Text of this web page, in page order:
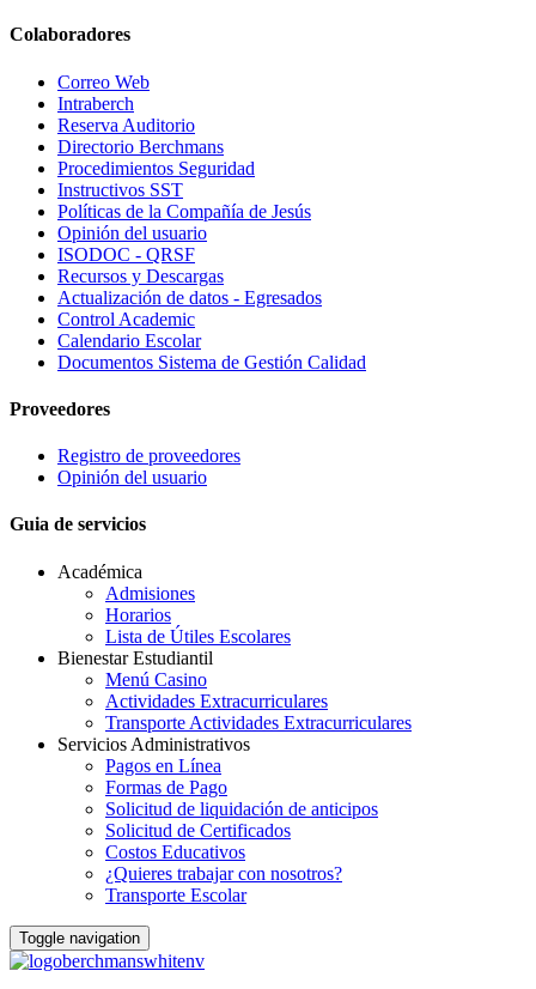
Colaboradores
Correo Web
Intraberch
Reserva Auditorio
Directorio Berchmans
Procedimientos Seguridad
Instructivos SST
Políticas de la Compañía de Jesús
Opinión del usuario
ISODOC - QRSF
Recursos y Descargas
Actualización de datos - Egresados
Control Academic
Calendario Escolar
Documentos Sistema de Gestión Calidad
Proveedores
Registro de proveedores
Opinión del usuario
Guia de servicios
Académica
Admisiones
Horarios
Lista de Útiles Escolares
Bienestar Estudiantil
Menú Casino
Actividades Extracurriculares
Transporte Actividades Extracurriculares
Servicios Administrativos
Pagos en Línea
Formas de Pago
Solicitud de liquidación de anticipos
Solicitud de Certificados
Costos Educativos
¿Quieres trabajar con nosotros?
Transporte Escolar
Toggle navigation